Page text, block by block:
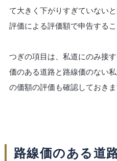
て大きく下がりすぎていない
評価による評価額で申告する
つぎの項目は、私道にのみ接
価のある道路と路線価のない
の価額の評価も確認しておきま
路線価のある道